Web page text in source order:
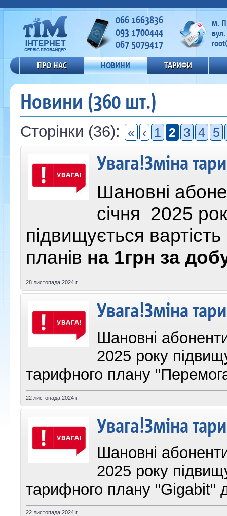
066 1663836
093 1700444
067 5079417
м.
ПРО НАС НОВИНИ ТАРИФИ
Новини (360 шт.)
Сторінки (36): « ‹ 1 2 3 4 5
Увага!Зміна
Шановні
січня 2025
підвищується
планів на 1грн за
28 листопада 2024 г.
Увага!Зміна
Шановні
2025 року
тарифного плану
22 листопада 2024 г.
Увага!Зміна
Шановні
2025 року
тарифного плану "Gigabit"
22 листопада 2024 г.